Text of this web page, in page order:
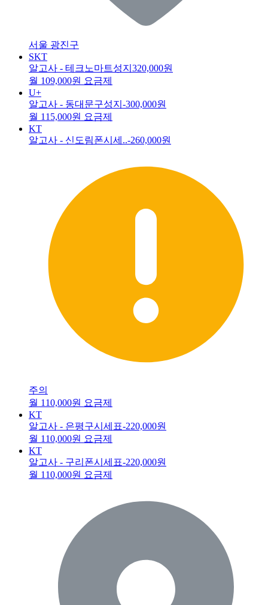
서울 광진구
SKT
알고사 - 테크노마트성지 320,000원
월 109,000원 요금제
U+
알고사 - 동대문구성지 -300,000원
월 115,000원 요금제
KT
알고사 - 신도림폰시세..-260,000원
주의
월 110,000원 요금제
KT
알고사 - 은평구시세표-220,000원
월 110,000원 요금제
KT
알고사 - 구리폰시세표-220,000원
월 110,000원 요금제